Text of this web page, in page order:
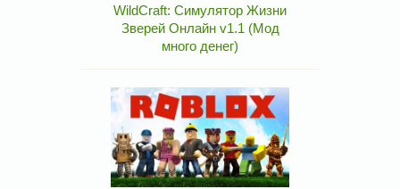
WildCraft: Симулятор Жизни
Зверей Онлайн v1.1 (Мод
много денег)